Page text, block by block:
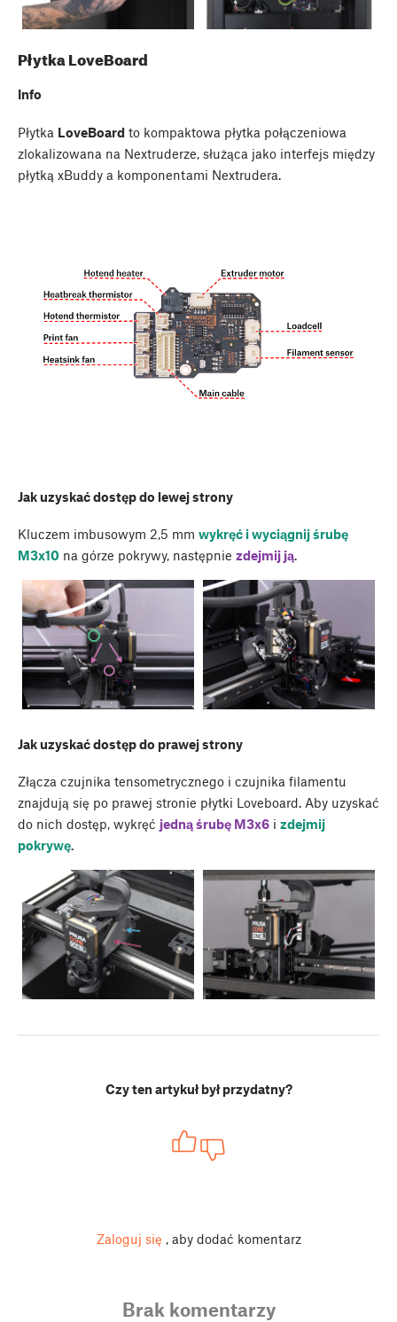
Płytka LoveBoard
Info
Płytka LoveBoard to kompaktowa płytka połączeniowa
zlokalizowana na Nextruderze, służąca jako interfejs między
płytką xBuddy a komponentami Nextrudera.
Jak uzyskać dostęp do lewej strony
Kluczem imbusowym 2,5 mm wykręć i wyciągnij śrubę
M3x10 na górze pokrywy, następnie zdejmij ją.
Jak uzyskać dostęp do prawej strony
Złącza czujnika tensometrycznego i czujnika filamentu
znajdują się po prawej stronie płytki Loveboard. Aby uzyskać
do nich dostęp, wykręć jedną śrubę M3x6 i zdejmij
pokrywę.
Czy ten artykuł był przydatny?
Zaloguj się , aby dodać komentarz
Brak komentarzy